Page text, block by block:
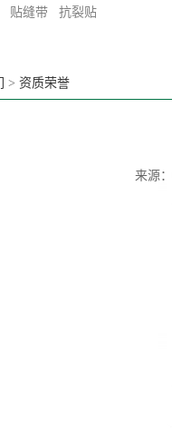
贴缝带 抗裂贴
> 资质荣誉
来源：